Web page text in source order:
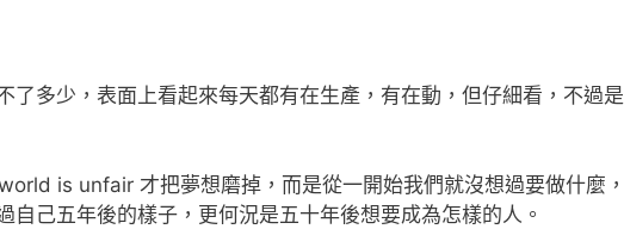
了多少，表面上看起來每天都有在生產，有在動，但仔細看，不過是
is unfair 才把夢想磨掉，而是從一開始我們就沒想過要做什麼，
己五年後的樣子，更何況是五十年後想要成為怎樣的人。